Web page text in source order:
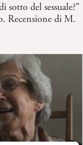
del sessuale?”
Recensione di M.